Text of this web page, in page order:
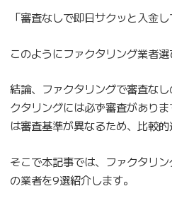
「審査なしで即日サクッと入金
このようにファクタリング業者
結論、ファクタリングで審査な
クタリングには必ず審査があり
は審査基準が異なるため、比較的
そこで本記事では、ファクタリ
の業者を9選紹介します。